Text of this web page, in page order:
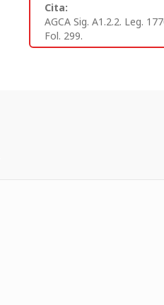
Cita:
AGCA Sig. A1.2.2. Leg.
Fol. 299.